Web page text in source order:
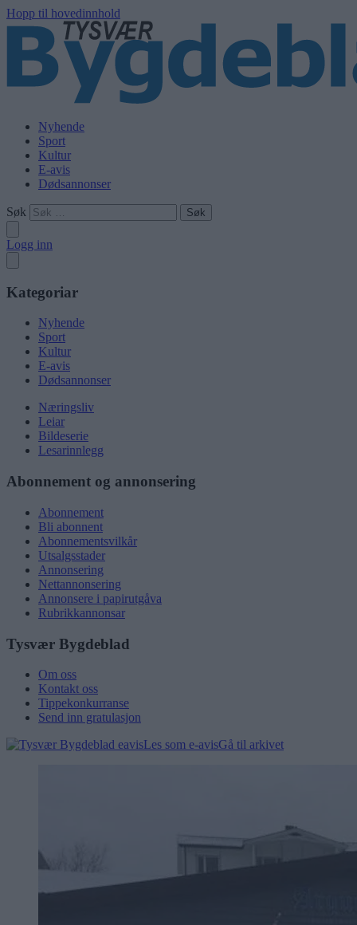
Hopp til hovedinnhold
Nyhende
Sport
Kultur
E-avis
Dødsannonser
Søk
Logg inn
Kategoriar
Nyhende
Sport
Kultur
E-avis
Dødsannonser
Næringsliv
Leiar
Bildeserie
Lesarinnlegg
Abonnement og annonsering
Abonnement
Bli abonnent
Abonnementsvilkår
Utsalgsstader
Annonsering
Nettannonsering
Annonsere i papirutgåva
Rubrikkannonsar
Tysvær Bygdeblad
Om oss
Kontakt oss
Tippekonkurranse
Send inn gratulasjon
Les som e-avisGå til arkivet